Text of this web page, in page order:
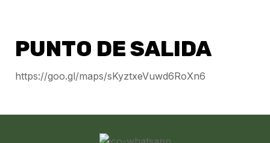
PUNTO DE SALIDA
https://goo.gl/maps/sKyztxeVuwd6RoXn6